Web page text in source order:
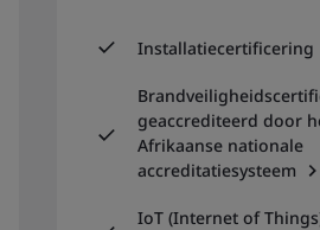
Installatiecertificering
geaccrediteerd door
Afrikaanse nationale
accreditatiesysteem
IoT (Internet of